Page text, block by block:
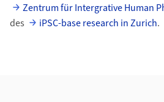
Zentrum für Intergrative Human
des
iPSC-base research in Zurich.